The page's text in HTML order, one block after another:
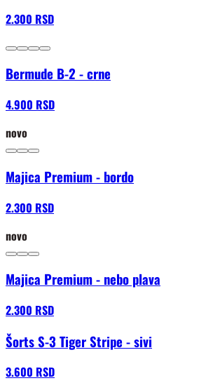
2.300 RSD
Bermude B-2 - crne
4.900 RSD
novo
Majica Premium - bordo
2.300 RSD
novo
Majica Premium - nebo plava
2.300 RSD
Šorts S-3 Tiger Stripe - sivi
3.600 RSD